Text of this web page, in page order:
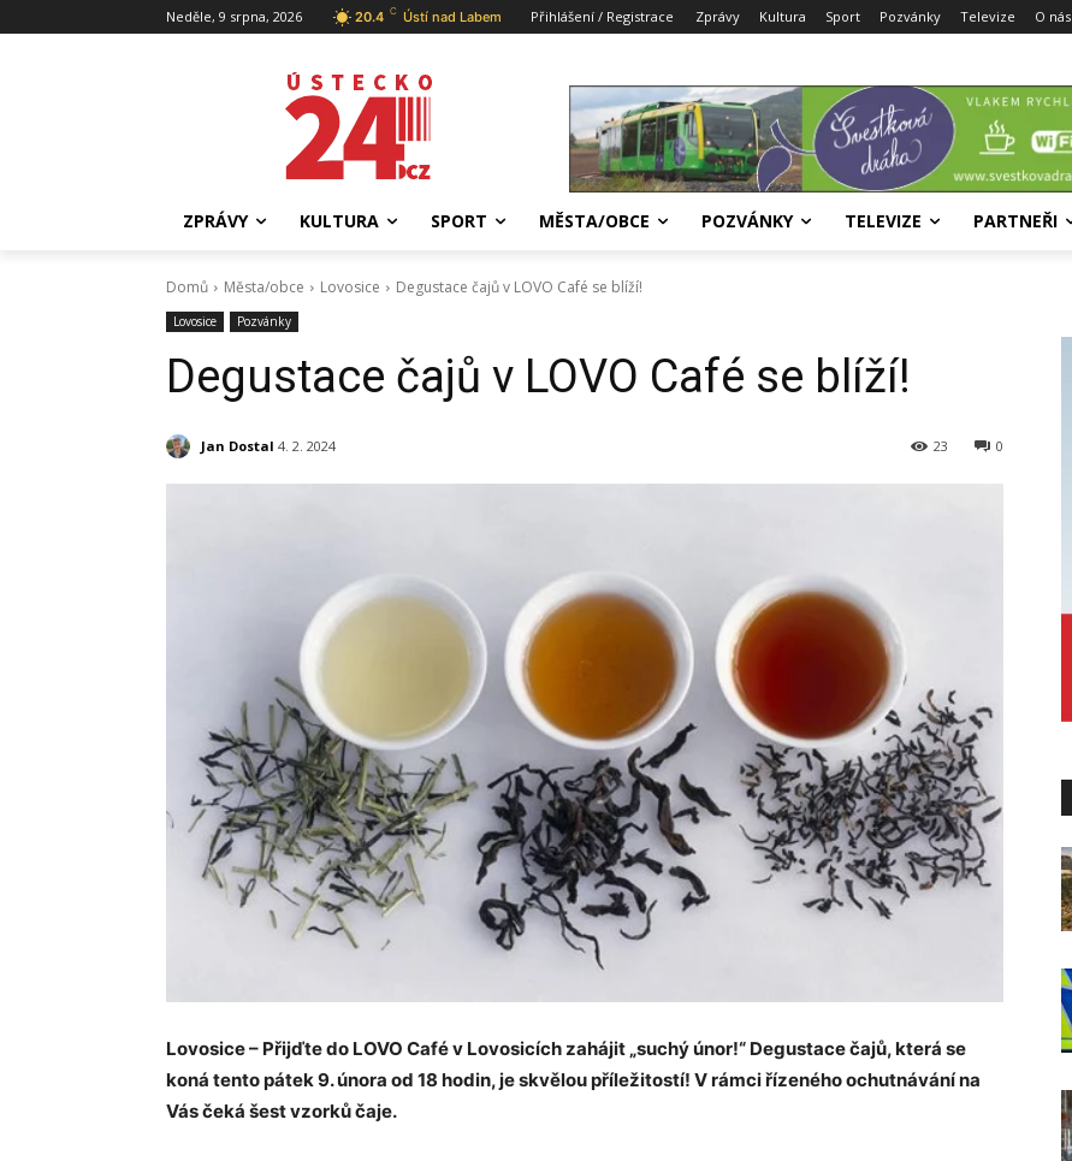
Neděle, 9 srpna, 2026 20.4 C Ústí nad Labem Přihlášení / Registrace Zprávy Kultura Sport Pozvánky Televize O nás
ZPRÁVY KULTURA SPORT MĚSTA/OBCE POZVÁNKY TELEVIZE PARTNEŘI
Domů Města/obce Lovosice Degustace čajů v LOVO Café se blíží!
Lovosice Pozvánky
Degustace čajů v LOVO Café se blíží!
Jan Dostal 4. 2. 2024 0
23
Lovosice – Přijďte do LOVO Café v Lovosicích zahájit „suchý únor!“ Degustace čajů, která se
koná tento pátek 9. února od 18 hodin, je skvělou příležitostí! V rámci řízeného ochutnávání na
Vás čeká šest vzorků čaje.